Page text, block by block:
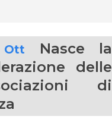
Nasce la
delle
di